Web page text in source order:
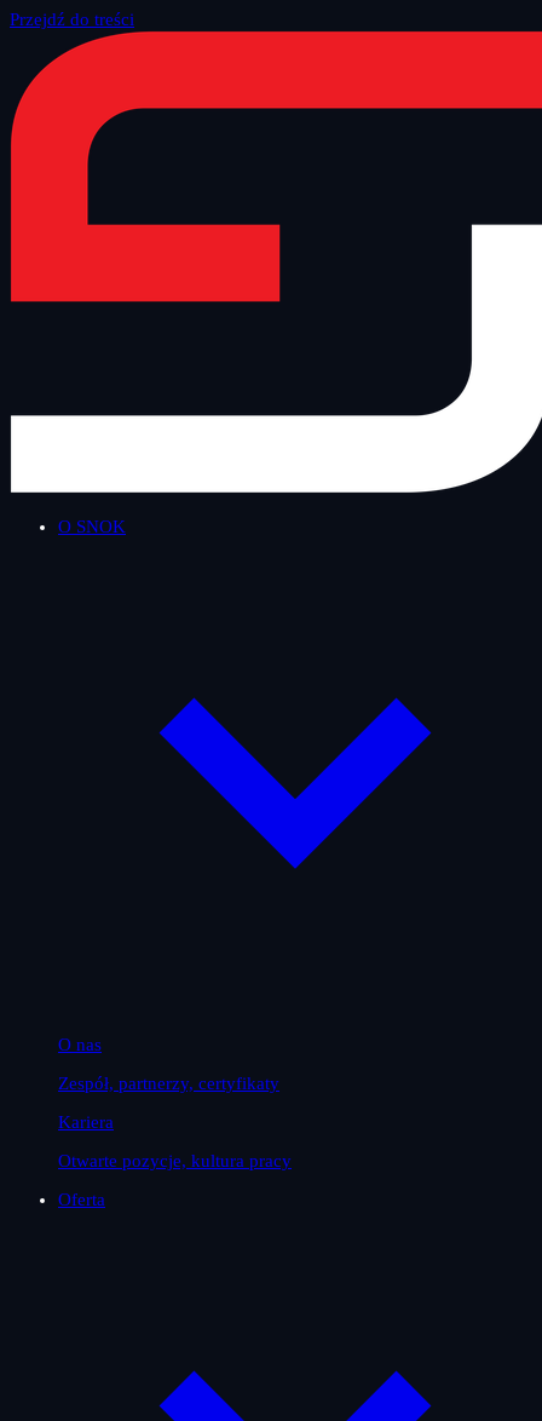
Przejdź do treści
O SNOK
O nas
Zespół, partnerzy, certyfikaty
Kariera
Otwarte pozycje, kultura pracy
Oferta
Strona główna